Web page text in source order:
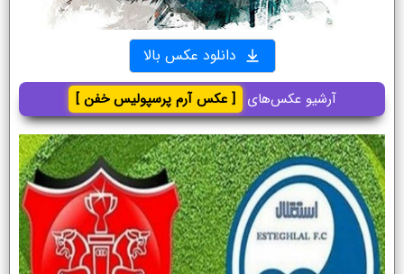
دانلود عکس بالا
آرشیو عکس‌های [ عکس آرم پرسپولیس خفن ]